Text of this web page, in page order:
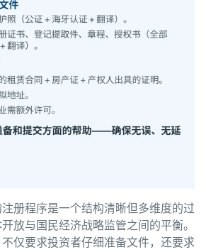
册程序是一个结构清晰但多维度的过
放与国民经济战略监管之间的平衡。
仅要求投资者仔细准备文件，还要求